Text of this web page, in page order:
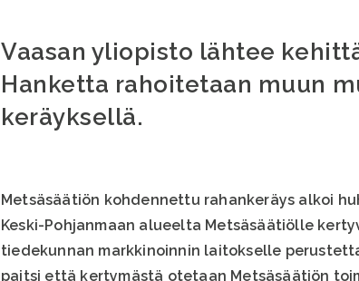
Vaasan yliopisto lähtee
Hanketta rahoitetaan muun
keräyksellä.
Metsäsäätiön kohdennettu rahankeräys alkoi
Keski-Pohjanmaan alueelta Metsäsäätiölle
tiedekunnan markkinoinnin laitokselle
paitsi että kertymästä otetaan Metsäsäätiön